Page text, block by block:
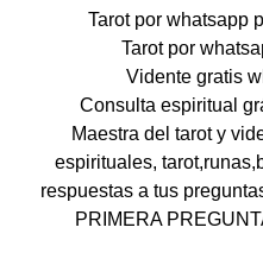
Tarot por whatsapp
Tarot por
Vidente gratis
Consulta espiritual
Maestra del tarot y
espirituales,
respuestas a tus
PRIMERA